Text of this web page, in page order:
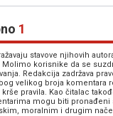
1
stavove njihovih
korisnike da se
Redakcija zadržava
velikog broja komentara
pravila. Kao čitalac
mogu biti pronađeni
moralnim i drugim